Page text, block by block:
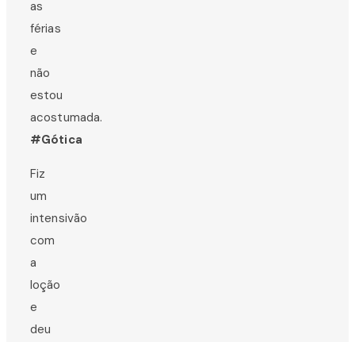
as
férias
e
não
estou
acostumada.
#Gótica
Fiz
um
intensivão
com
a
loção
e
deu